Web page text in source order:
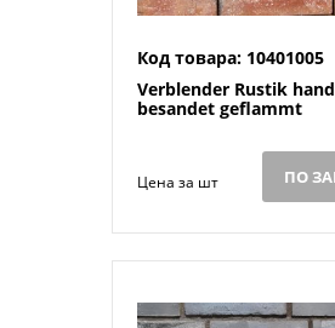
Код товара: 10401005
Verblender Rustik
besandet geflammt
Цена за шт ПО